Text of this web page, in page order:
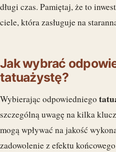
długi czas. Pamiętaj, że to
ciele, która zasługuje na
Jak wybrać
tatuażystę?
Wybierając odpowiedniego
szczególną uwagę na kilka
mogą wpływać na jakość
zadowolenie z efektu